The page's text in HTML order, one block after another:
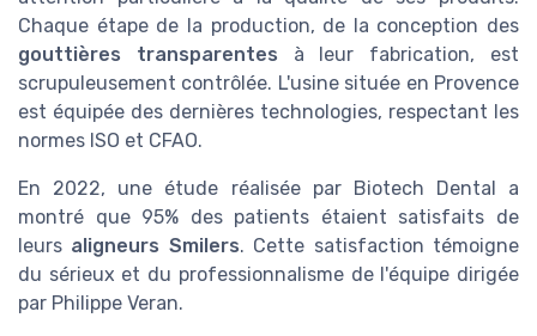
Chaque étape de la production, de la conception des
gouttières transparentes à leur fabrication, est
scrupuleusement contrôlée. L'usine située en Provence
est équipée des dernières technologies, respectant les
normes ISO et CFAO.
En 2022, une étude réalisée par Biotech Dental a
montré que 95% des patients étaient satisfaits de
leurs aligneurs Smilers. Cette satisfaction témoigne
du sérieux et du professionnalisme de l'équipe dirigée
par Philippe Veran.